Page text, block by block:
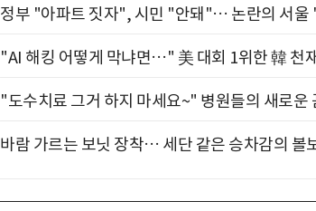
정부 "아파트 짓자", 시민 "안돼"… 논란의 서울
"AI 해킹 어떻게 막냐면…" 美 대회 1위한 韓 천
"도수치료 그거 하지 마세요~" 병원들의 새로운
바람 가르는 보닛 장착… 세단 같은 승차감의 볼